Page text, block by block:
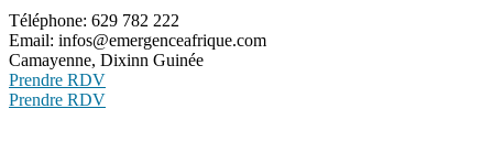
Téléphone: 629 782 222
Email: infos@emergenceafrique.com
Camayenne, Dixinn Guinée
Prendre RDV
Prendre RDV